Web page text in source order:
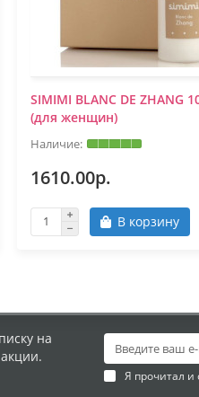
SIMIMI BLANC DE ZHANG
(для женщин)
1610.00р.
В корзину
на
Я прочитал и